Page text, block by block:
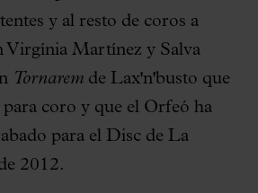
y al resto de coros a
Virgínia Martínez y Salva
Tornarem de Lax'n'busto que
para coro y que el Orfeó ha
para el Disc de La
2012.